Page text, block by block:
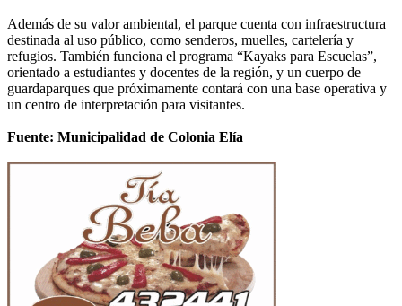
Además de su valor ambiental, el parque cuenta con infraestructura
destinada al uso público, como senderos, muelles, cartelería y
refugios. También funciona el programa “Kayaks para Escuelas”,
orientado a estudiantes y docentes de la región, y un cuerpo de
guardaparques que próximamente contará con una base operativa y
un centro de interpretación para visitantes.
Fuente: Municipalidad de Colonia Elía